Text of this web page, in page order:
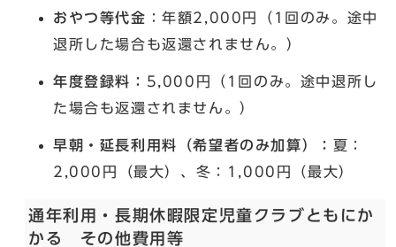
おやつ等代金 ：年額2,000円（1回のみ。途中
退所した場合も返還されません。）
年度登録料： 5,000円（1回のみ。途中退所し
た場合も返還されません。）
早朝・延長利用料（希望者のみ加算）： 夏：
2,000円（最大）、冬：1,000円（最大）
通年利用・長期休暇限定児童クラブともにか
かる その他費用等